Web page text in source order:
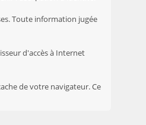
Toute information jugée
d'accès à Internet
de votre navigateur. Ce